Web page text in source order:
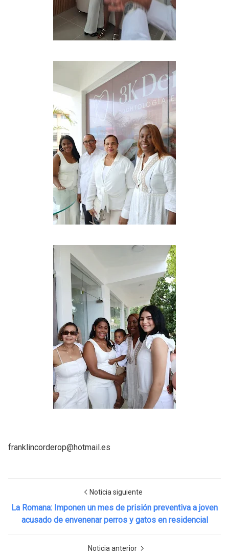
franklincorderop@hotmail.es
Noticia siguiente
La Romana: Imponen un mes de prisión preventiva a joven
acusado de envenenar perros y gatos en residencial
Noticia anterior